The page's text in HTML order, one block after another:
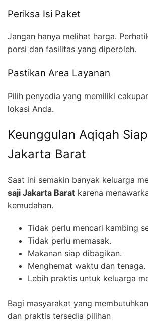
Periksa Isi Paket
Jangan hanya melihat harga.
porsi dan fasilitas yang diperoleh.
Pastikan Area Layanan
Pilih penyedia yang memiliki
lokasi Anda.
Keunggulan Aqiqah
Jakarta Barat
Saat ini semakin banyak keluarga
saji Jakarta Barat karena
kemudahan.
Tidak perlu mencari kambing
Tidak perlu memasak.
Makanan siap dibagikan.
Menghemat waktu dan tenaga.
Lebih praktis untuk keluarga
Bagi masyarakat yang
dan praktis tersedia pilihan